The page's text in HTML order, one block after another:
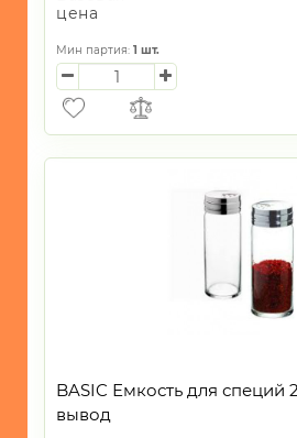
цена
Мин партия: 1 шт.
BASIC Емкость для специй
вывод